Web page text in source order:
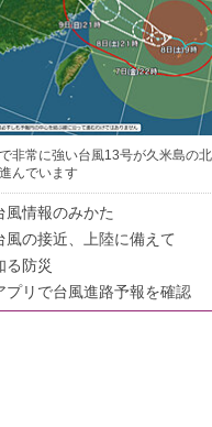
非常に強い台風13号が久米島の
んでいます
風情報のみかた
風の接近、上陸に備えて
る防災
プリで台風進路予報を確認